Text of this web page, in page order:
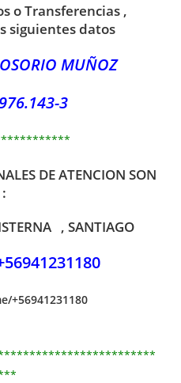
o Transferencias ,
siguientes datos
MUÑOZ
3
DE ATENCION SON
:
, SANTIAGO
+56941231180